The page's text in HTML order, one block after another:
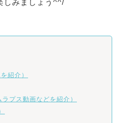
しみましょう^^/
紹介）
ラプス動画などを紹介）